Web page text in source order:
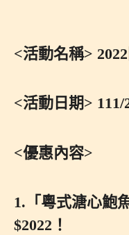
<活動名稱>
<活動日期> 111/
<優惠內容>
1.「粵式溏心鮑
$2022！